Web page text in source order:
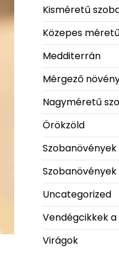
Kisméretű
Közepes
Medditerrán
Mérgező
Nagyméretű
Örökzöld
Szobanövények
Uncategorized
Vendégcikkek
Virágok